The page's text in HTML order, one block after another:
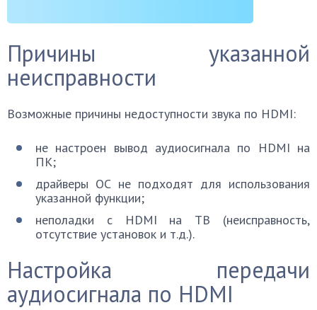
Причины указанной
неисправности
Возможные причины недоступности звука по HDMI:
не настроен вывод аудиосигнала по HDMI на
ПК;
драйверы ОС не подходят для использования
указанной функции;
неполадки с HDMI на ТВ (неисправность,
отсутствие установок и т.д.).
Настройка передачи
аудиосигнала по HDMI